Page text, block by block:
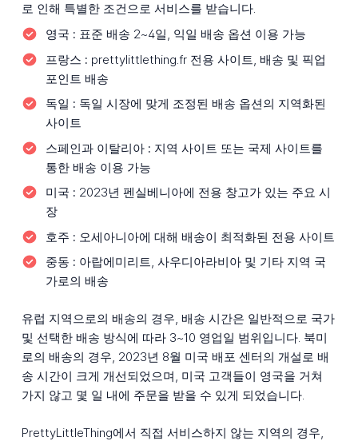
로 인해 특별한 조건으로 서비스를 받습니다.
영국 : 표준 배송 2~4일, 익일 배송 옵션 이용 가능
프랑스 : prettylittlething.fr 전용 사이트, 배송 및 픽업
포인트 배송
독일 : 독일 시장에 맞게 조정된 배송 옵션의 지역화된
사이트
스페인과 이탈리아 : 지역 사이트 또는 국제 사이트를
통한 배송 이용 가능
미국 : 2023년 펜실베니아에 전용 창고가 있는 주요 시
장
호주 : 오세아니아에 대해 배송이 최적화된 전용 사이트
중동 : 아랍에미리트, 사우디아라비아 및 기타 지역 국
가로의 배송
유럽 지역으로의 배송의 경우, 배송 시간은 일반적으로 국가
및 선택한 배송 방식에 따라 3~10 영업일 범위입니다. 북미
로의 배송의 경우, 2023년 8월 미국 배포 센터의 개설로 배
송 시간이 크게 개선되었으며, 미국 고객들이 영국을 거쳐
가지 않고 몇 일 내에 주문을 받을 수 있게 되었습니다.
PrettyLittleThing에서 직접 서비스하지 않는 지역의 경우,